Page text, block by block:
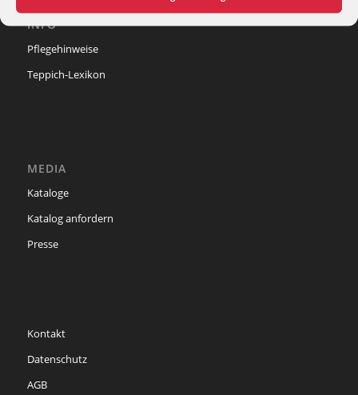
INFO
Pflegehinweise
Teppich-Lexikon
MEDIA
Kataloge
Katalog anfordern
Presse
Kontakt
Datenschutz
AGB